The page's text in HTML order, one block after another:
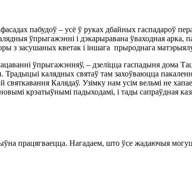
пабудоў – усё ў руках дбайных гаспадароў
ўпрыгажэнні і дэкарыравана ўваходная арка,
з засушаных кветак і іншага прыроднага
ўпрыгажэнняў, – дзеліцца гаспадыня дома
калядных святаў там захоўваюцца
Калядаў. Узімку нам усім вельмі не
крэатыўнымі падыходамі, і тады сапраўдная
працягваецца. Нагадаем, што ўсе жадаючыя